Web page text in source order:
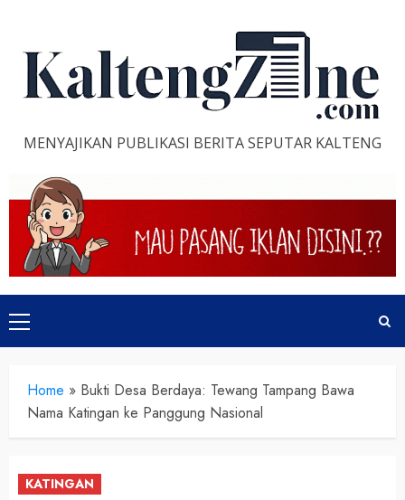
content
MENYAJIKAN PUBLIKASI BERITA SEPUTAR KALTENG
Primary
Menu
Home » Bukti Desa Berdaya: Tewang Tampang Bawa
Nama Katingan ke Panggung Nasional
KATINGAN